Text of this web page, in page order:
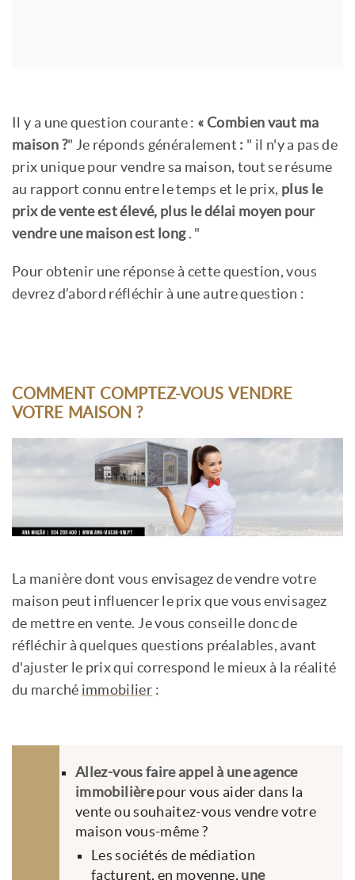
Il y a une question courante : « Combien vaut ma
maison ?" Je réponds généralement : " il n'y a pas de
prix unique pour vendre sa maison, tout se résume
au rapport connu entre le temps et le prix, plus le
prix de vente est élevé, plus le délai moyen pour
vendre une maison est long. "
Pour obtenir une réponse à cette question, vous
devrez d’abord réfléchir à une autre question :
COMMENT COMPTEZ-VOUS VENDRE
VOTRE MAISON ?
La manière dont vous envisagez de vendre votre
maison peut influencer le prix que vous envisagez
de mettre en vente. Je vous conseille donc de
réfléchir à quelques questions préalables, avant
d'ajuster le prix qui correspond le mieux à la réalité
du marché immobilier :
Allez-vous faire appel à une agence
immobilièrepour vous aider dans la
vente ou souhaitez-vous vendre votre
maison vous-même ?
Les sociétés de médiation
facturent, en moyenne, une